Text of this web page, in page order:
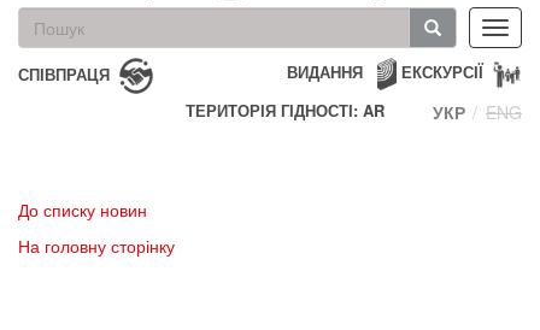
Пошукова
форма
Пошук
СПІВПРАЦЯ ЕКСКУРСІЇ
ВИДАННЯ
ТЕРИТОРІЯ ГІДНОСТІ: AR
УКР ENG
До списку новин
На головну сторінку